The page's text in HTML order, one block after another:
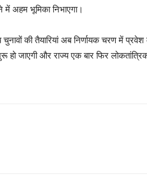
अहम भूमिका निभाएगा।
की तैयारियां अब निर्णायक चरण में
हो जाएगी और राज्य एक बार फिर